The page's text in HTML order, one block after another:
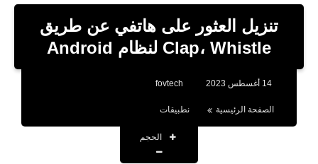
مواقع
برامج كمبيوتر
تنزيل العثور على هاتفي عن طريق
Clap، Whistle لنظام Android
14 أغسطس 2023 fovtech
الصفحة الرئيسية نطبيقات
الحجم